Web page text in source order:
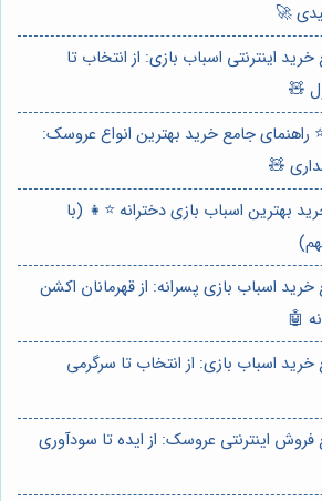
🚀
اینترنتی اسباب بازی: از انتخاب تا
🧸
راهنمای جامع خرید بهترین انواع عروسک:
🧸
بهترین اسباب بازی دخترانه ⭐️👧 (با
خرید اسباب بازی پسرانه: از قهرمانان اکشن
🤖
خرید اسباب بازی: از انتخاب تا سرگرمی
فروش اینترنتی عروسک: از ایده تا سودآوری